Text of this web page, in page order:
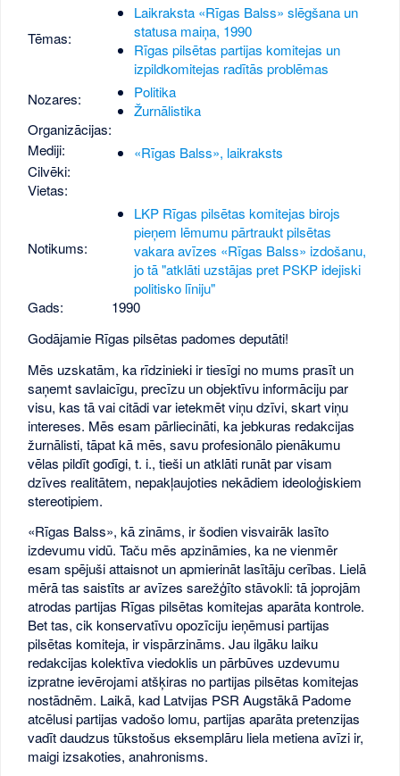
Tēmas:
Laikraksta «Rīgas Balss» slēgšana un
statusa maiņa, 1990
Rīgas pilsētas partijas komitejas un
izpildkomitejas radītās problēmas
Nozares:
Politika
Žurnālistika
Organizācijas:
Mediji:
«Rīgas Balss», laikraksts
Cilvēki:
Vietas:
Notikums:
LKP Rīgas pilsētas komitejas birojs
pieņem lēmumu pārtraukt pilsētas
vakara avīzes «Rīgas Balss» izdošanu,
jo tā "atklāti uzstājas pret PSKP idejiski
politisko līniju"
Gads:
1990
Godājamie Rīgas pilsētas padomes deputāti!
Mēs uzskatām, ka rīdzinieki ir tiesīgi no mums prasīt un
saņemt savlaicīgu, precīzu un objektīvu informāciju par
visu, kas tā vai citādi var ietekmēt viņu dzīvi, skart viņu
intereses. Mēs esam pārliecināti, ka jebkuras redakcijas
žurnālisti, tāpat kā mēs, savu profesionālo pienākumu
vēlas pildīt godīgi, t. i., tieši un atklāti runāt par visam
dzīves realitātem, nepakļaujoties nekādiem ideoloģiskiem
stereotipiem.
«Rīgas Balss», kā zināms, ir šodien visvairāk lasīto
izdevumu vidū. Taču mēs apzināmies, ka ne vienmēr
esam spējuši attaisnot un apmierināt lasītāju cerības. Lielā
mērā tas saistīts ar avīzes sarežģīto stāvokli: tā joprojām
atrodas partijas Rīgas pilsētas komitejas aparāta kontrole.
Bet tas, cik konservatīvu opozīciju ieņēmusi partijas
pilsētas komiteja, ir vispārzināms. Jau ilgāku laiku
redakcijas kolektīva viedoklis un pārbūves uzdevumu
izpratne ievērojami atšķiras no partijas pilsētas komitejas
nostādnēm. Laikā, kad Latvijas PSR Augstākā Padome
atcēlusi partijas vadošo lomu, partijas aparāta pretenzijas
vadīt daudzus tūkstošus eksemplāru liela metiena avīzi ir,
maigi izsakoties, anahronisms.